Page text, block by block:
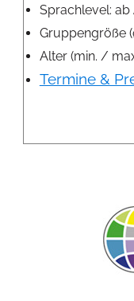
Sprachlevel: ab
Gruppengröße
Alter (min. /
Termine &